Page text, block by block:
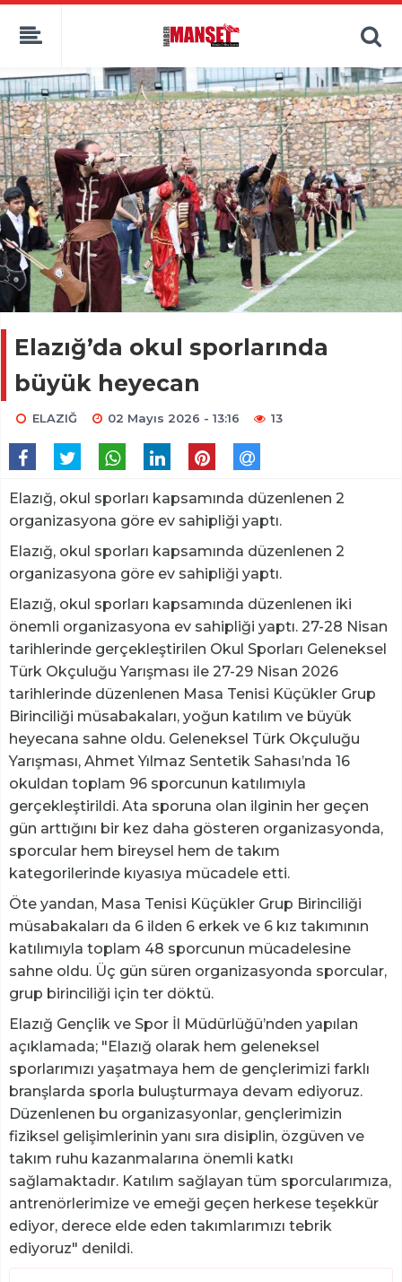
Elazığ’da okul sporlarında
büyük heyecan
ELAZIĞ 02 Mayıs 2026 - 13:16 13
Elazığ, okul sporları kapsamında düzenlenen 2
organizasyona göre ev sahipliği yaptı.
Elazığ, okul sporları kapsamında düzenlenen 2
organizasyona göre ev sahipliği yaptı.
Elazığ, okul sporları kapsamında düzenlenen iki
önemli organizasyona ev sahipliği yaptı. 27-28 Nisan
tarihlerinde gerçekleştirilen Okul Sporları Geleneksel
Türk Okçuluğu Yarışması ile 27-29 Nisan 2026
tarihlerinde düzenlenen Masa Tenisi Küçükler Grup
Birinciliği müsabakaları, yoğun katılım ve büyük
heyecana sahne oldu. Geleneksel Türk Okçuluğu
Yarışması, Ahmet Yılmaz Sentetik Sahası’nda 16
okuldan toplam 96 sporcunun katılımıyla
gerçekleştirildi. Ata sporuna olan ilginin her geçen
gün arttığını bir kez daha gösteren organizasyonda,
sporcular hem bireysel hem de takım
kategorilerinde kıyasıya mücadele etti.
Öte yandan, Masa Tenisi Küçükler Grup Birinciliği
müsabakaları da 6 ilden 6 erkek ve 6 kız takımının
katılımıyla toplam 48 sporcunun mücadelesine
sahne oldu. Üç gün süren organizasyonda sporcular,
grup birinciliği için ter döktü.
Elazığ Gençlik ve Spor İl Müdürlüğü’nden yapılan
açıklamada; "Elazığ olarak hem geleneksel
sporlarımızı yaşatmaya hem de gençlerimizi farklı
branşlarda sporla buluşturmaya devam ediyoruz.
Düzenlenen bu organizasyonlar, gençlerimizin
fiziksel gelişimlerinin yanı sıra disiplin, özgüven ve
takım ruhu kazanmalarına önemli katkı
sağlamaktadır. Katılım sağlayan tüm sporcularımıza,
antrenörlerimize ve emeği geçen herkese teşekkür
ediyor, derece elde eden takımlarımızı tebrik
ediyoruz" denildi.